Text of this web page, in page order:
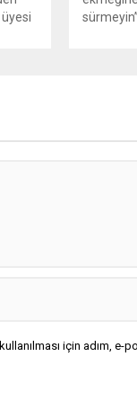
2...
önce
için adım, e-